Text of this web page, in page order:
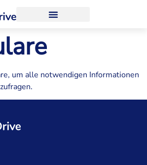
um alle notwendigen Informationen